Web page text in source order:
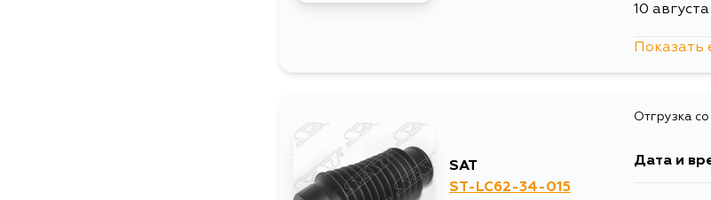
10 августа
15 августа
17 августа
Показать
SAT
ST-LC62-34-015
Отгрузка
Дата и